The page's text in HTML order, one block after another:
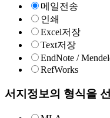
메일전송
인쇄
Excel저장
Text저장
EndNote /
RefWorks
서지정보의 형식을